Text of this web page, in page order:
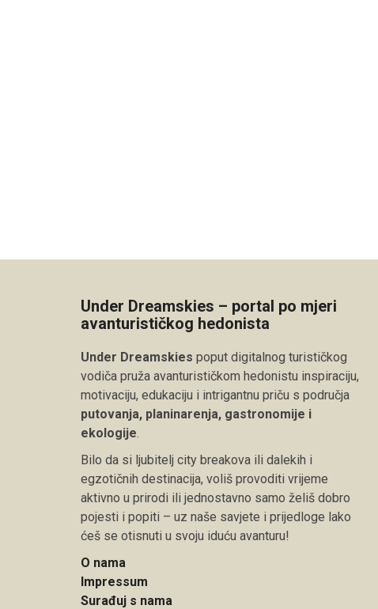
Under Dreamskies – portal po mjeri
avanturističkog hedonista
Under Dreamskies poput digitalnog turističkog
vodiča pruža avanturističkom hedonistu inspiraciju,
motivaciju, edukaciju i intrigantnu priču s područja
putovanja, planinarenja, gastronomije i
ekologije.
Bilo da si ljubitelj city breakova ili dalekih i
egzotičnih destinacija, voliš provoditi vrijeme
aktivno u prirodi ili jednostavno samo želiš dobro
pojesti i popiti – uz naše savjete i prijedloge lako
ćeš se otisnuti u svoju iduću avanturu!
O nama
Impressum
Surađuj s nama